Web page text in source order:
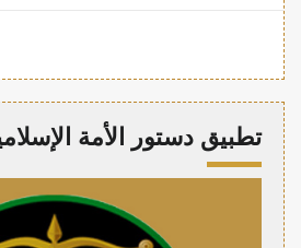
تطبيق دستور الأمة